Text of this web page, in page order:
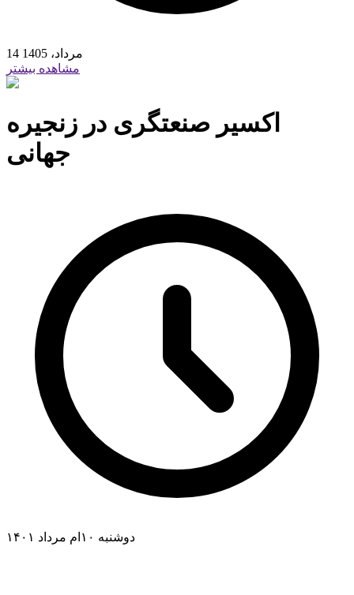
14 مرداد، 1405
مشاهده بیشتر
اکسیر صنعتگری در زنجیره
جهانی
دوشنبه ۱۰ام مرداد ۱۴۰۱